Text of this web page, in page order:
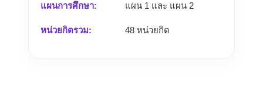
แผนการศึกษา: แผน 1 และ แผน 2
หน่วยกิตรวม: 48 หน่วยกิต